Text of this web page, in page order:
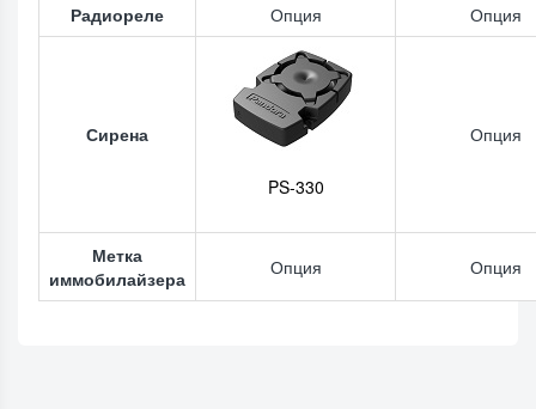
Радиореле
Опция Опция
Сирена
PS-330
Опция
Метка
иммобилайзера
Опция Опция